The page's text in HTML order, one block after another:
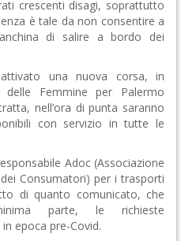
crescenti disagi, soprattutto
è tale da non consentire a
di salire a bordo dei
una nuova corsa, in
Femmine per Palermo
nell’ora di punta saranno
con servizio in tutte le
Adoc (Associazione
Consumatori) per i trasporti
di quanto comunicato, che
parte, le richieste
epoca pre-Covid.